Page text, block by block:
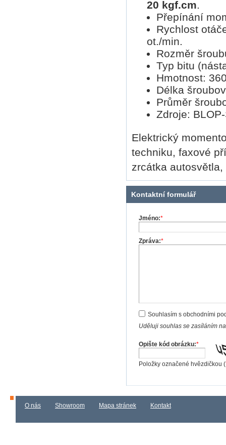
20 kgf.cm
Přepínání
Rychlost
ot./min.
Rozměr
Typ bitu
Hmotnost:
Délka
Průměr
Zdroje:
Elektrický
techniku, faxové
zrcátka
Kontaktní formulář
Jméno:*
Zpráva:*
Souhlasím s obchodními
Uděluji souhlas se zasíláním
Opište kód obrázku:*
Položky označené hvězdičkou (
O nás Showroom Mapa stránek Kontakt